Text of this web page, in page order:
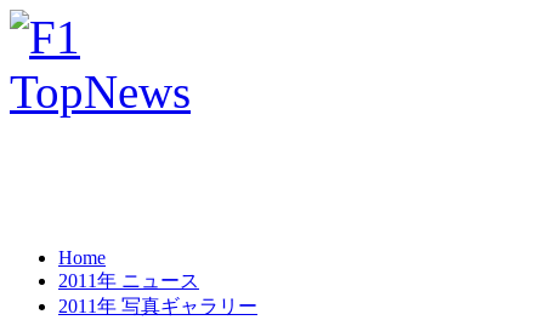
Home
2011年 ニュース
2011年 写真ギャラリー